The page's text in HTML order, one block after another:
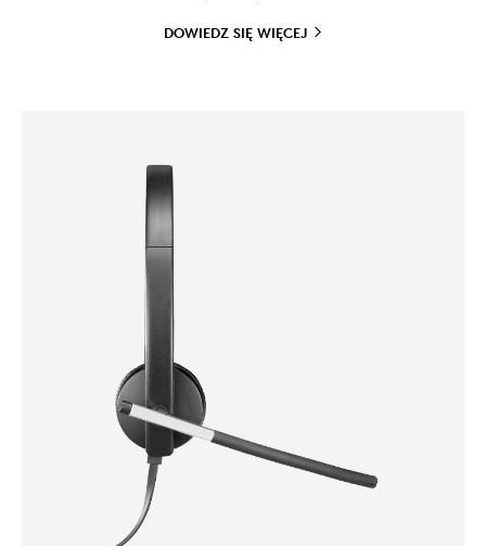
DOWIEDZ SIĘ WIĘCEJ